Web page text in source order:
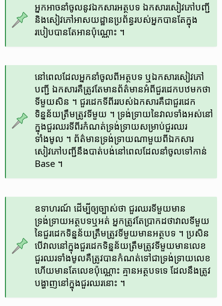
អ្នក​អាច​នាំចូល​នូវ​ឯកសារ​អត្ថបទ ឯកសារ​សៀវភៅ​បញ្ជី
និង​សៀវភៅ​អាសយដ្ឋាន​ប្រព័ន្ធ​របស់​អ្នក​បាន​​តែ​ក្នុង​
របៀប​បាន​តែ​អាន​ប៉ុណ្ណោះ ។
នៅពេល​ដែល​អ្នក​នាំចូល​ពី​អត្ថបទ​ ឬ​ឯកសារ​សៀវភៅ​
បញ្ជី ឯកសារ​គឺ​ត្រូវ​តែ​មាន​ព័ត៌មាន​អំពី​ជួរដេក​បឋមកថា​
ទីមួយ​សិន ។ ជួរ​ដេក​ទីពីរ​របស់​ឯកសារ​គឺ​ជា​ជួរដេក​
ទិន្នន័យ​ត្រឹមត្រូវ​ទីមួយ ។ ទ្រង់ទ្រាយ​​នៃ​វាល​ទាំងអស់​នៅ
ក្នុង​ជួរឈរ​ទី​ពីរ​កំណត់​ទ្រង់ទ្រាយ​សម្រាប់​ជួរឈរ​
ទាំងមូល ។ ព័ត៌មាន​ទ្រង់ទ្រាយ​ណាមួយ​ពី​ឯកសារ​
សៀវភៅ​បញ្ជី​នឹង​បាត់​បង់​នៅពេល​ដែល​នាំចូល​ទៅ​កាន់
Base ។
ឧទាហរណ៍ ដើម្បី​ឲ្យច្បាស់​ថា ជួរឈរ​ទីមួយ​មាន​
ទ្រង់ទ្រាយ​អត្ថបទ​ឬអត់ អ្នក​ត្រូវ​តែ​ប្រាកដថា​វាល​ទីមួយ​
នៃ​ជួរដេក​ទិន្នន័យ​ត្រឹមត្រូវ​ទីមួយ​មាន​អត្ថបទ ។ ប្រសិន​
បើ​វាល​នៅក្នុង​ជួរដេក​ទិន្នន័យ​ត្រឹមត្រូវ​ទីមួយ​មាន​លេខ
ជួរ​ឈរ​ទាំងមូល​គឺ​ត្រូវ​បាន​កំណត់​ទៅ​ជា​ទ្រង់ទ្រាយ​លេខ
ហើយ​មាន​តែ​លេខ​ប៉ុណ្ណោះ គ្មាន​អត្ថបទ​ទេ ដែល​នឹង​ត្រូវ​​
បង្ហាញ​នៅ​ក្នុង​ជួរឈរ​នោះ ។